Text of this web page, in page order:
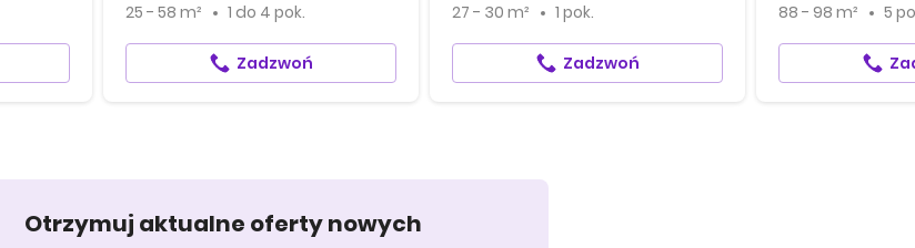
25 - 58 m² 1 do 4 pok.
Zadzwoń
27 - 30 m² 1 pok.
Zadzwoń
88 - 98 m² 5
Otrzymuj aktualne oferty nowych